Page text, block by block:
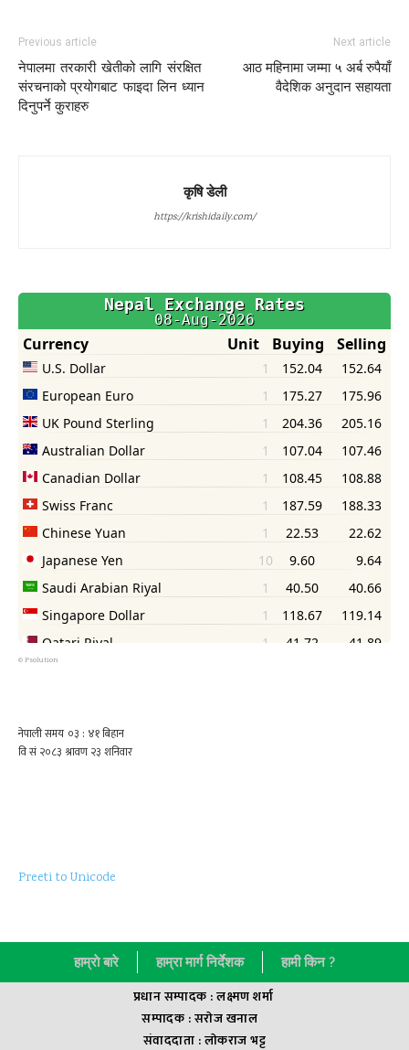
Previous article
नेपालमा तरकारी खेतीको लागि संरक्षित
संरचनाको प्रयोगबाट फाइदा लिन ध्यान
दिनुपर्ने कुराहरु
Next article
आठ महिनामा जम्मा ५ अर्ब रुपैयाँ
वैदेशिक अनुदान सहायता
कृषि डेली
https://krishidaily.com/
© Psolution
Preeti to Unicode
हाम्राे बारे हाम्रा मार्ग निर्देशक हामी किन ?
प्रधान सम्पादक : लक्ष्मण शर्मा
सम्पादक : सराेज खनाल
संवाददाता : लाेकराज भट्ट